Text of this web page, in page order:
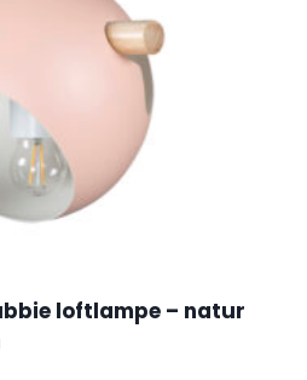
loftlampe – natur